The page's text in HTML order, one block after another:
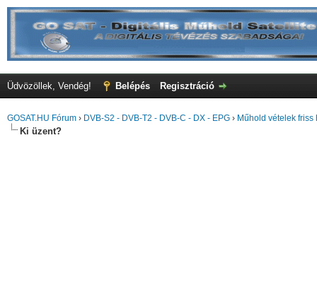
Üdvözöllek, Vendég! Belépés Regisztráció
GOSAT.HU Fórum › DVB-S2 - DVB-T2 - DVB-C - DX - EPG › Műhold vételek friss
Ki üzent?